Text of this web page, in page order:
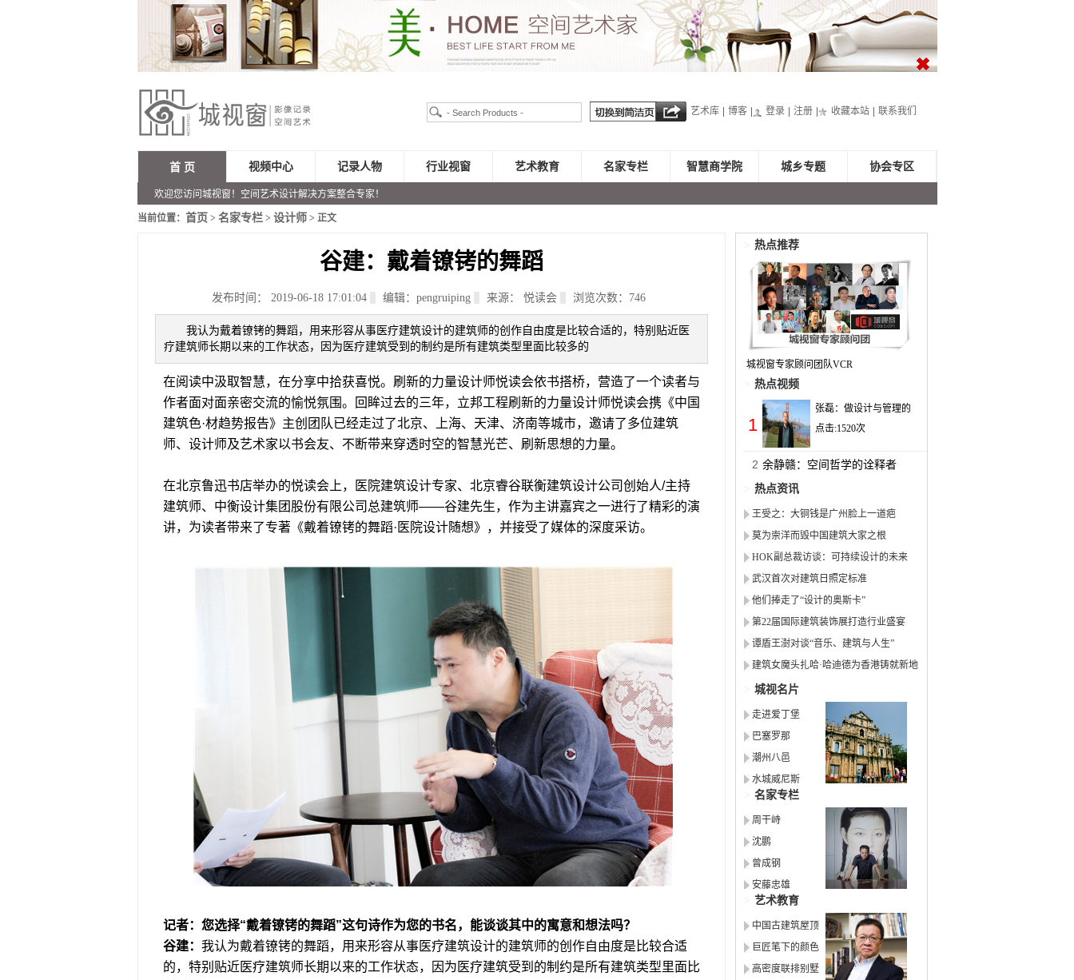
艺术库 博客 登录 注册 收藏本站 联系我们
首 页
欢迎您访问城视窗！空间艺术设计解决方案整合专家！
视频中心 记录人物 行业视窗 艺术教育 名家专栏 智慧商学院 城乡专题 协会专区
当前位置： 首页 > 名家专栏> 设计师> 正文
谷建：戴着镣铐的舞蹈
发布时间： 2019-06-18 17:01:04 编辑：pengruiping 来源： 悦读会 浏览次数： 746
我认为戴着镣铐的舞蹈，用来形容从事医疗建筑设计的建筑师的创作自由度是比较合适的，特别贴近医
疗建筑师长期以来的工作状态，因为医疗建筑受到的制约是所有建筑类型里面比较多的
在阅读中汲取智慧，在分享中拾获喜悦。刷新的力量设计师悦读会依书搭桥，营造了一个读者与
作者面对面亲密交流的愉悦氛围。回眸过去的三年，立邦工程刷新的力量设计师悦读会携《中国
建筑色·材趋势报告》主创团队已经走过了北京、上海、天津、济南等城市，邀请了多位建筑
师、设计师及艺术家以书会友、不断带来穿透时空的智慧光芒、刷新思想的力量。
在北京鲁迅书店举办的悦读会上，医院建筑设计专家、北京睿谷联衡建筑设计公司创始人/主持
建筑师、中衡设计集团股份有限公司总建筑师——谷建先生，作为主讲嘉宾之一进行了精彩的演
讲，为读者带来了专著《戴着镣铐的舞蹈·医院设计随想》，并接受了媒体的深度采访。
记者：您选择“戴着镣铐的舞蹈”这句诗作为您的书名，能谈谈其中的寓意和想法吗？
谷建： 我认为戴着镣铐的舞蹈，用来形容从事医疗建筑设计的建筑师的创作自由度是比较合适
的，特别贴近医疗建筑师长期以来的工作状态，因为医疗建筑受到的制约是所有建筑类型里面比
热点推荐
城视窗专家顾问团队VCR
热点视频
1
张磊：做设计与管理的
点击:1520次
2 余静赣：空间哲学的诠释者
热点资讯
王受之：大铜钱是广州脸上一道疤
莫为崇洋而毁中国建筑大家之根
HOK副总裁访谈：可持续设计的未来
武汉首次对建筑日照定标准
他们捧走了“设计的奥斯卡”
第22届国际建筑装饰展打造行业盛宴
谭盾王澍对谈“音乐、建筑与人生”
建筑女魔头扎哈·哈迪德为香港铸就新地
标
城视名片
走进爱丁堡
巴塞罗那
潮州八邑
水城威尼斯
名家专栏
周干峙
沈鹏
曾成钢
安藤忠雄
艺术教育
中国古建筑屋顶
巨匠笔下的颜色
高密度联排别墅